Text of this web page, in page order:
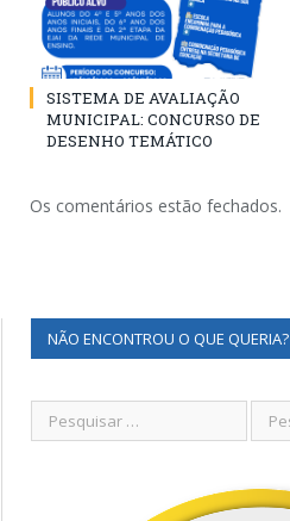
SISTEMA DE AVALIAÇÃO
MUNICIPAL: CONCURSO DE
DESENHO TEMÁTICO
Os comentários estão fechados.
NÃO ENCONTROU O QUE QUERIA?